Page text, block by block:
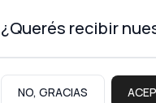
¿Querés recibir
NO, GRACIAS